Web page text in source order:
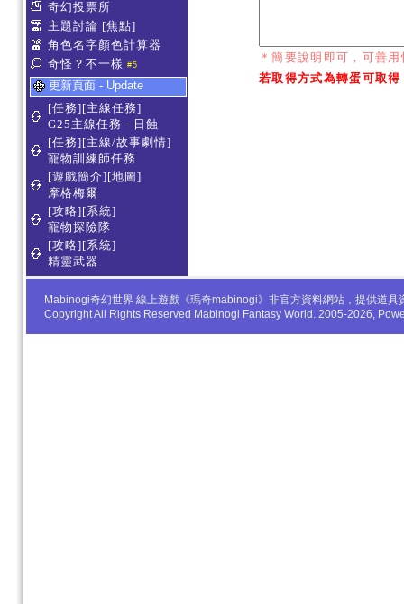
奇幻投票所
主題討論 [焦點]
角色名字顏色計算器
奇怪？不一樣 #5
更新頁面 - Update
[任務][主線任務]
G25主線任務 - 日蝕
[任務][主線/故事劇情]
寵物訓練師任務
[遊戲簡介][地圖]
摩格梅爾
[攻略][系統]
寵物探險隊
[攻略][系統]
精靈武器
＊簡要說明即可，可善
若取得方式為轉蛋可取
Mabinogi奇幻世界 線上遊戲《瑪奇mabinogi》非官方資料網站，提供道
Copyright All Rights Reserved Mabinogi Fantasy World. 2005-2026,